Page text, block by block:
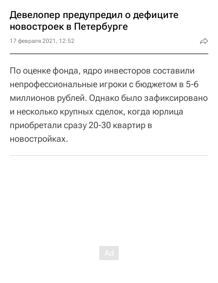
Девелопер предупредил о дефиците
новостроек в Петербурге
17 февраля 2021, 12:52
По оценке фонда, ядро инвесторов составили
непрофессиональные игроки с бюджетом в 5-6
миллионов рублей. Однако было зафиксировано
и несколько крупных сделок, когда юрлица
приобретали сразу 20-30 квартир в
новостройках.